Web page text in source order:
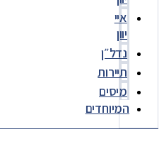
איי
יוון
נדל״ן
תיירות
מיסים
המיוחדים